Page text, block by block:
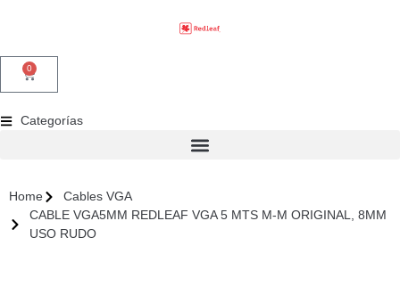
0
Categorías
Home
Cables VGA
CABLE VGA5MM REDLEAF VGA 5 MTS M-M ORIGINAL, 8MM
USO RUDO